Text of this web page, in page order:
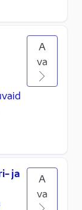
A
va
ja
A
va